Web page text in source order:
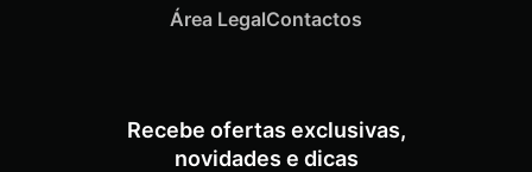
ADICIONAR
Recebe ofertas exclusivas,
novidades e dicas
Área LegalContactos